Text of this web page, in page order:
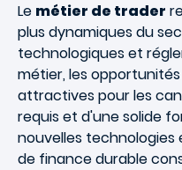
Le métier de trader
plus dynamiques du
technologiques et
métier, les
attractives pour les
requis et d'une solide
nouvelles
de finance durable